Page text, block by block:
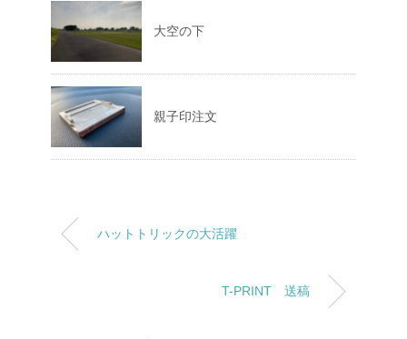
大空の下
親子印注文
ハットトリックの大活躍
T-PRINT 送稿